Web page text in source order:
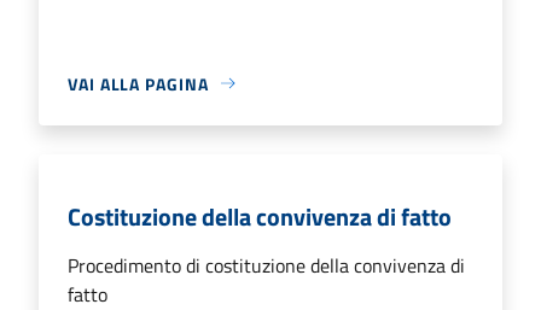
VAI ALLA PAGINA
Costituzione della convivenza di fatto
Procedimento di costituzione della convivenza di
fatto